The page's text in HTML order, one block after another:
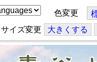
色変更
サイズ変更 大きくする